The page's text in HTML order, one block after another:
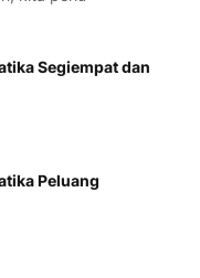
Segiempat dan
Peluang